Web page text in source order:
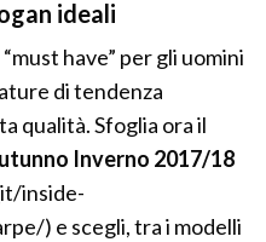
ideali
have” per gli uomini
di tendenza
qualità. Sfoglia ora il
Inverno 2017/18
inside-
) e scegli, tra i modelli